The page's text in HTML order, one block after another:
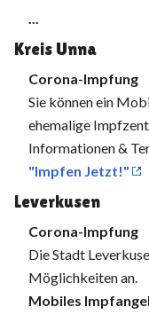
...
Kreis Unna
Corona-Impfung
Sie können ein
ehemalige
Informationen &
"Impfen Jetzt!"
Leverkusen
Corona-Impfung
Die Stadt
Möglichkeiten an.
Mobiles